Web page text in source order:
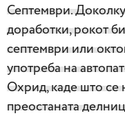
Септември.
доработки, рокот
септември или
употреба на
Охрид, каде што се
преостаната